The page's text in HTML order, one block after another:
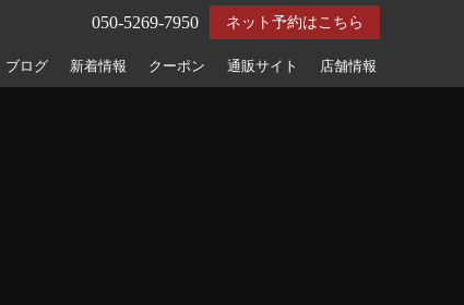
ネット予約はこちら
050-5269-7950
ブログ 新着情報 クーポン 通販サイト 店舗情報